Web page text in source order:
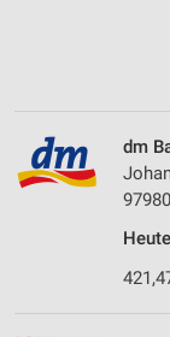
dm